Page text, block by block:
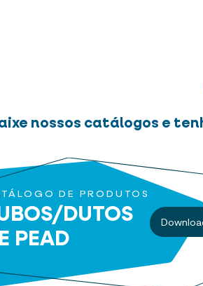
nossos catálogos e
DE PRODUTOS
DUTOS
PEAD